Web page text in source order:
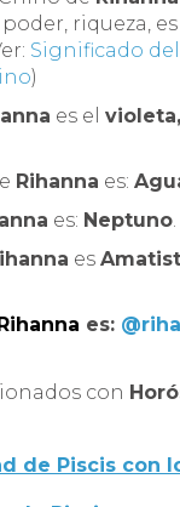
poder, riqueza,
Significado
)
es el
Rihanna es:
es: Neptuno
es
es:
con
de Piscis con